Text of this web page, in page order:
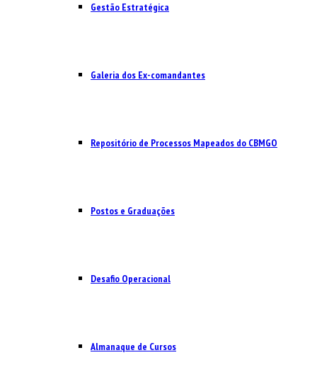
Gestão Estratégica
Galeria dos Ex-comandantes
Repositório de Processos Mapeados do CBMGO
Postos e Graduações
Desafio Operacional
Almanaque de Cursos